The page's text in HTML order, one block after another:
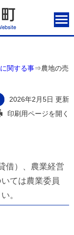
関する事⇒農地の売
2026年2月5日 更新
印刷用ページを開く
借）、農業経営
ては農業委員
。